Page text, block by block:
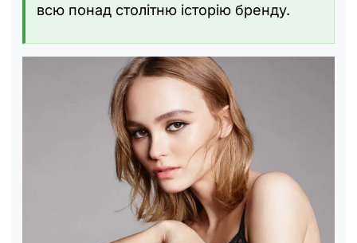
всю понад столітню історію бренду.